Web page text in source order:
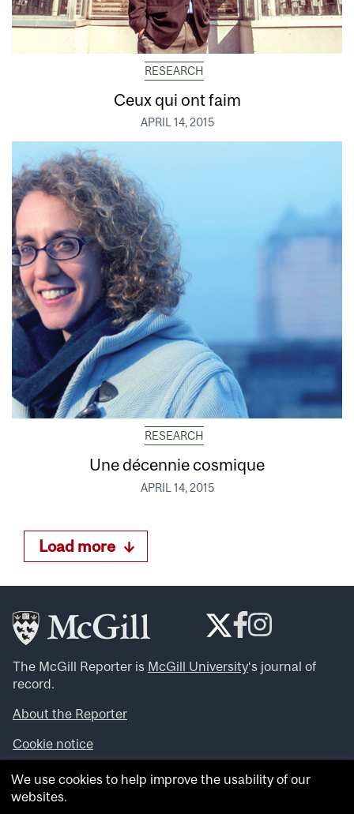
RESEARCH
Ceux qui ont faim
APRIL 14, 2015
RESEARCH
Une décennie cosmique
APRIL 14, 2015
Load more
The McGill Reporter is McGill University‘s journal of
record.
About the Reporter
Cookie notice
Looking for more news, videos and expert opinions? Try
theMcGill Newsroom .
We use cookies to help improve the usability of our
websites.